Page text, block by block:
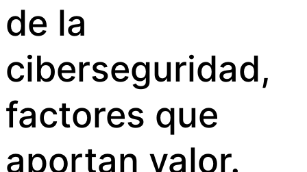
de la
ciberseguridad,
factores que
aportan valor.